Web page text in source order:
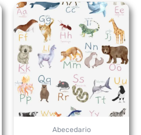
Abecedario
Rango
de
precios:
desde
7,99 €
hasta
9,99 €